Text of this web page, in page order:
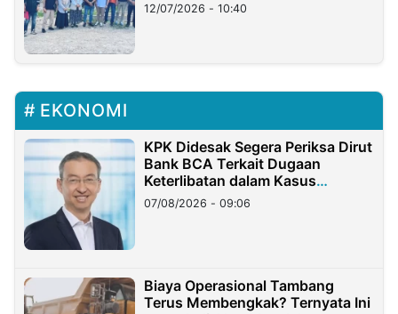
12/07/2026 - 10:40
EKONOMI
KPK Didesak Segera Periksa Dirut
Bank BCA Terkait Dugaan
Keterlibatan dalam Kasus
Hilangnya Dana Nasabah Rp2,58
Miliar
07/08/2026 - 09:06
Biaya Operasional Tambang
Terus Membengkak? Ternyata Ini